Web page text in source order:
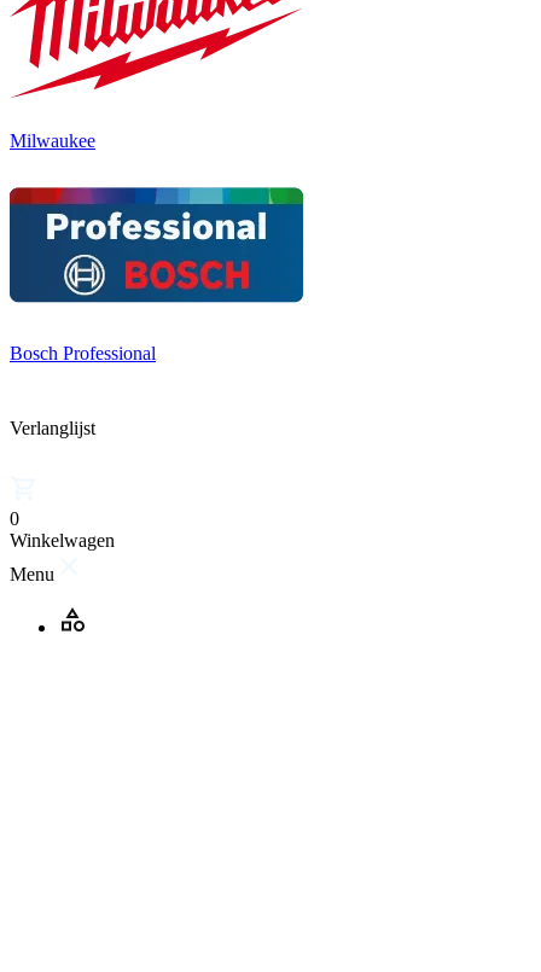
Milwaukee
Bosch Professional
Verlanglijst
0
Winkelwagen
Menu